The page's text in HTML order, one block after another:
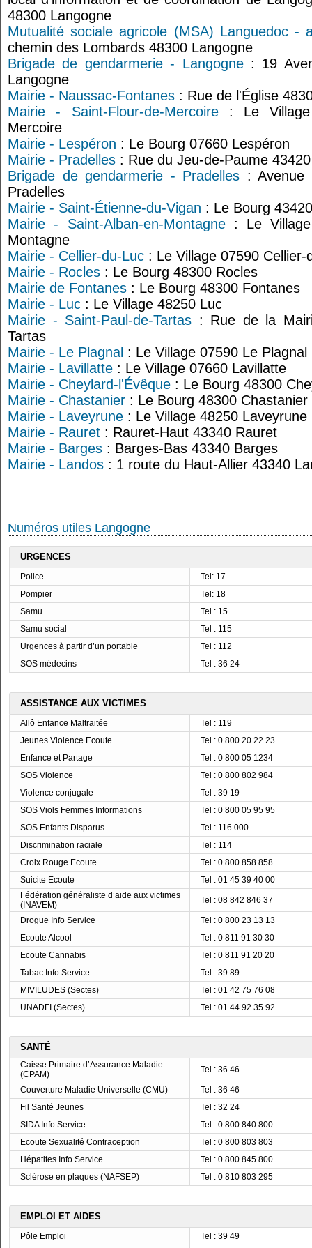
48300 Langogne
Mutualité sociale agricole (MSA) Languedoc -
chemin des Lombards 48300 Langogne
Brigade de gendarmerie - Langogne: 19
Langogne
Mairie - Naussac-Fontanes : Rue de l'Église
Mairie - Saint-Flour-de-Mercoire: Le Village
Mercoire
Mairie - Lespéron : Le Bourg 07660 Lespéron
Mairie - Pradelles : Rue du Jeu-de-Paume
Brigade de gendarmerie - Pradelles : Avenue
Pradelles
Mairie - Saint-Étienne-du-Vigan : Le Bourg
Mairie - Saint-Alban-en-Montagne: Le Village
Montagne
Mairie - Cellier-du-Luc : Le Village 07590 Cellier-
Mairie - Rocles : Le Bourg 48300 Rocles
Mairie de Fontanes : Le Bourg 48300 Fontanes
Mairie - Luc : Le Village 48250 Luc
Mairie - Saint-Paul-de-Tartas : Rue de la
Tartas
Mairie - Le Plagnal : Le Village 07590 Le Plagnal
Mairie - Lavillatte : Le Village 07660 Lavillatte
Mairie - Cheylard-l'Évêque : Le Bourg 48300
Mairie - Chastanier : Le Bourg 48300 Chastanier
Mairie - Laveyrune : Le Village 48250 Laveyrune
Mairie - Rauret : Rauret-Haut 43340 Rauret
Mairie - Barges : Barges-Bas 43340 Barges
Mairie - Landos : 1 route du Haut-Allier 43340
Numéros utiles Langogne
URGENCES
Police
Tel: 17
Pompier
Tel: 18
Samu
Tel : 15
Samu social
Tel : 115
Urgences à partir d’un portable
Tel : 112
SOS médecins
Tel : 36 24
ASSISTANCE AUX VICTIMES
Allô Enfance Maltraitée
Tel : 119
Jeunes Violence Ecoute
Tel : 0 800 20 22 23
Enfance et Partage
Tel : 0 800 05 1234
SOS Violence
Tel : 0 800 802 984
Violence conjugale
Tel : 39 19
SOS Viols Femmes Informations
Tel : 0 800 05 95 95
SOS Enfants Disparus
Tel : 116 000
Discrimination raciale
Tel : 114
Croix Rouge Ecoute
Tel : 0 800 858 858
Suicite Ecoute
Tel : 01 45 39 40 00
Fédération généraliste d’aide aux victimes
(INAVEM)
Tel : 08 842 846 37
Drogue Info Service
Tel : 0 800 23 13 13
Ecoute Alcool
Tel : 0 811 91 30 30
Ecoute Cannabis
Tel : 0 811 91 20 20
Tabac Info Service
Tel : 39 89
MIVILUDES (Sectes)
Tel : 01 42 75 76 08
UNADFI (Sectes)
Tel : 01 44 92 35 92
SANTÉ
Caisse Primaire d’Assurance Maladie
(CPAM)
Tel : 36 46
Couverture Maladie Universelle (CMU)
Tel : 36 46
Fil Santé Jeunes
Tel : 32 24
SIDA Info Service
Tel : 0 800 840 800
Ecoute Sexualité Contraception
Tel : 0 800 803 803
Hépatites Info Service
Tel : 0 800 845 800
Sclérose en plaques (NAFSEP)
Tel : 0 810 803 295
EMPLOI ET AIDES
Pôle Emploi
Tel : 39 49